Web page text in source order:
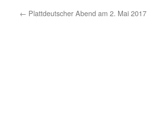
← Plattdeutscher Abend am 2. Mai 2017